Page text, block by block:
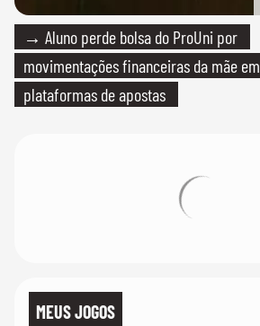
→ Aluno perde bolsa do ProUni por
movimentações financeiras da mãe em
plataformas de apostas
MEUS JOGOS